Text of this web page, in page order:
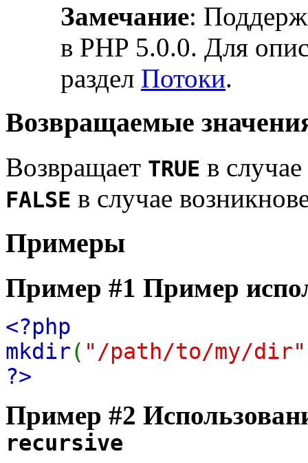
Замечание:
в PHP 5.0.0. Для
раздел Потоки.
Возвращаемые
Возвращает TRUE в
FALSE в случае
Примеры
Пример #1 Пример
<?php
mkdir( "/path/to/my/dir"
?>
Пример #2
recursive